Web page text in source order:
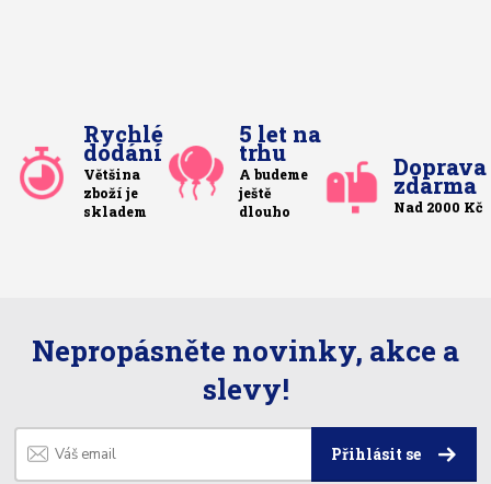
Rychlé
dodání
Většina
zboží je
skladem
5 let na
trhu
A budeme
ještě
dlouho
Doprava
zdarma
Nad 2000 Kč
Nepropásněte novinky, akce a
slevy!
Přihlásit se